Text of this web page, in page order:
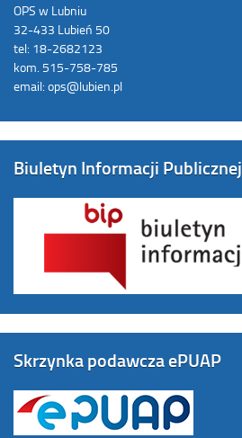
OPS w Lubniu
32-433 Lubień 50
tel: 18-2682123
kom. 515-758-785
email: ops@lubien.pl
Biuletyn Informacji Publicznej
Skrzynka podawcza ePUAP